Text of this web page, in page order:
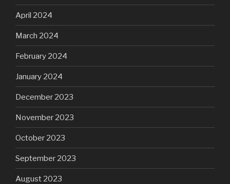
April 2024
March 2024
February 2024
January 2024
December 2023
November 2023
October 2023
September 2023
August 2023